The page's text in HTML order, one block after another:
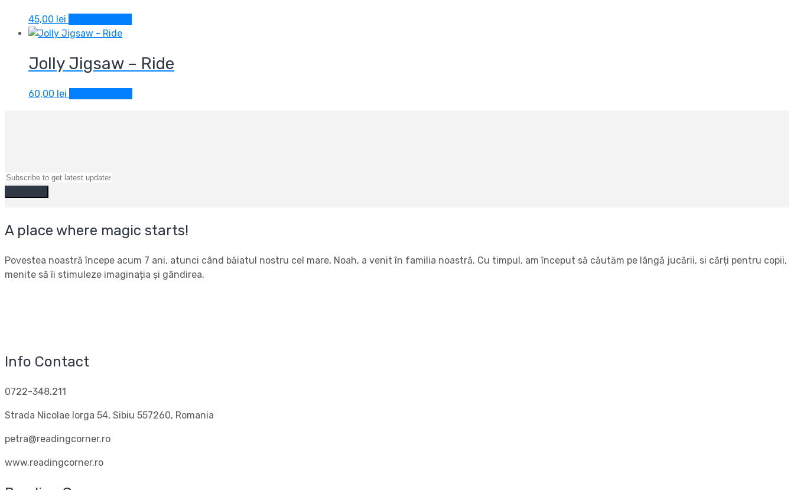
45,00 lei
Jolly Jigsaw – Ride
60,00 lei
A place where magic starts!
Povestea noastră începe acum 7 ani, atunci când băiatul nostru cel mare, Noah, a venit în familia noastră. Cu timpul, am început să căutăm pe lângă jucării, si cărți pentru copii,
menite să îi stimuleze imaginația și gândirea.
Info Contact
0722-348.211
Strada Nicolae Iorga 54, Sibiu 557260, Romania
petra@readingcorner.ro
www.readingcorner.ro